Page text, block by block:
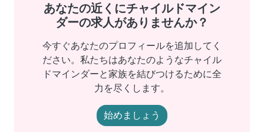
あなたの近くにチャイルドマイン
ダーの求人がありませんか？
今すぐあなたのプロフィールを追加してく
ださい。私たちはあなたのようなチャイル
ドマインダーと家族を結びつけるために全
力を尽くします。
始めましょう